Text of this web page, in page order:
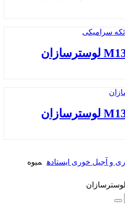
و آجیل خوری ایستاده میوه